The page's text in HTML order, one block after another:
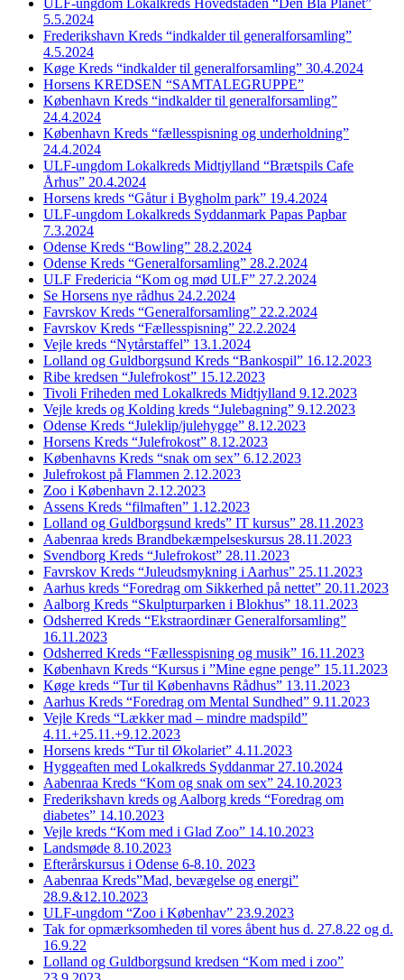
ULF-ungdom Lokalkreds Hovedstaden “Den Blå Planet”
5.5.2024
Frederikshavn Kreds “indkalder til generalforsamling”
4.5.2024
Køge Kreds “indkalder til generalforsamling” 30.4.2024
Horsens KREDSEN “SAMTALEGRUPPE”
København Kreds “indkalder til generalforsamling”
24.4.2024
København Kreds “fællesspisning og underholdning”
24.4.2024
ULF-ungdom Lokalkreds Midtjylland “Brætspils Cafe
Århus” 20.4.2024
Horsens kreds “Gåtur i Bygholm park” 19.4.2024
ULF-ungdom Lokalkreds Syddanmark Papas Papbar
7.3.2024
Odense Kreds “Bowling” 28.2.2024
Odense Kreds “Generalforsamling” 28.2.2024
ULF Fredericia “Kom og mød ULF” 27.2.2024
Se Horsens nye rådhus 24.2.2024
Favrskov Kreds “Generalforsamling” 22.2.2024
Favrskov Kreds “Fællesspisning” 22.2.2024
Vejle kreds “Nytårstaffel” 13.1.2024
Lolland og Guldborgsund Kreds “Bankospil” 16.12.2023
Ribe kredsen “Julefrokost” 15.12.2023
Tivoli Friheden med Lokalkreds Midtjylland 9.12.2023
Vejle kreds og Kolding kreds “Julebagning” 9.12.2023
Odense Kreds “Juleklip/julehygge” 8.12.2023
Horsens Kreds “Julefrokost” 8.12.2023
Københavns Kreds “snak om sex” 6.12.2023
Julefrokost på Flammen 2.12.2023
Zoo i København 2.12.2023
Assens Kreds “filmaften” 1.12.2023
Lolland og Guldborgsund kreds” IT kursus” 28.11.2023
Aabenraa kreds Brandbekæmpelseskursus 28.11.2023
Svendborg Kreds “Julefrokost” 28.11.2023
Favrskov Kreds “Juleudsmykning i Aarhus” 25.11.2023
Aarhus kreds “Foredrag om Sikkerhed på nettet” 20.11.2023
Aalborg Kreds “Skulpturparken i Blokhus” 18.11.2023
Odsherred Kreds “Ekstraordinær Generalforsamling”
16.11.2023
Odsherred Kreds “Fællesspisning og musik” 16.11.2023
København Kreds “Kursus i ”Mine egne penge” 15.11.2023
Køge kreds “Tur til Københavns Rådhus” 13.11.2023
Aarhus Kreds “Foredrag om Mental Sundhed” 9.11.2023
Vejle Kreds “Lækker mad – mindre madspild”
4.11.+25.11.+9.12.2023
Horsens kreds “Tur til Økolariet” 4.11.2023
Hyggeaften med Lokalkreds Syddanmar 27.10.2024
Aabenraa Kreds “Kom og snak om sex” 24.10.2023
Frederikshavn kreds og Aalborg kreds “Foredrag om
diabetes” 14.10.2023
Vejle kreds “Kom med i Glad Zoo” 14.10.2023
Landsmøde 8.10.2023
Efterårskursus i Odense 6-8.10. 2023
Aabenraa Kreds”Mad, bevægelse og energi”
28.9.&12.10.2023
ULF-ungdom “Zoo i Københav” 23.9.2023
Tak for opmærksomheden til vores åbent hus d. 27.8.22 og d.
16.9.22
Lolland og Guldborgsund kredsen “Kom med i zoo”